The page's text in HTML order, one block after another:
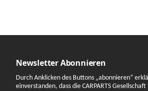
Newsletter Abonnieren
Durch Anklicken des Buttons „abonnieren“
einverstanden, dass die CARPARTS